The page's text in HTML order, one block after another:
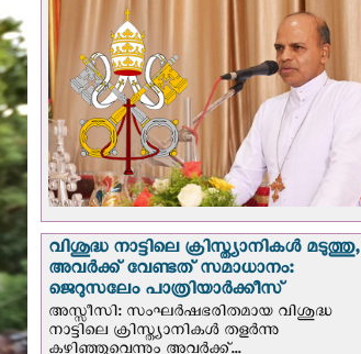
വിശുദ്ധ നാട്ടിലെ ക്രിസ്ത്യാനികൾ മടുത്തു,
അവർക്ക് വേണ്ടത് സമാധാനം:
ജെറുസലേം പാത്രിയാര്‍ക്കീസ്
അസ്സീസി: സംഘര്‍ഷഭരിതമായ വിശുദ്ധ
നാട്ടിലെ ക്രിസ്ത്യാനികൾ തളര്‍ന്നു